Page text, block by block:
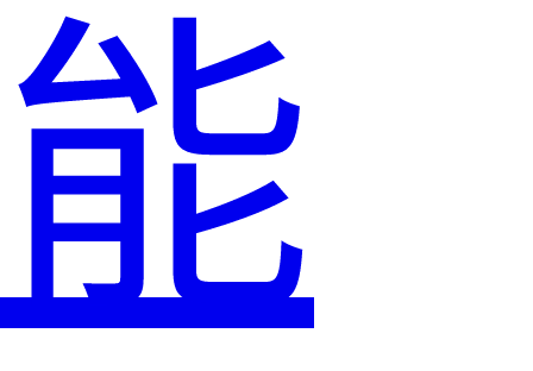
能